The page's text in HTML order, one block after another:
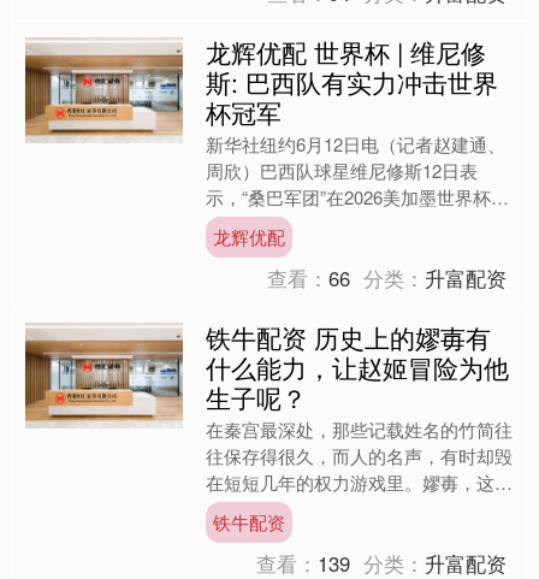
龙辉优配 世界杯 | 维尼修
斯: 巴西队有实力冲击世界
杯冠军
新华社纽约6月12日电（记者赵建通、
周欣）巴西队球星维尼修斯12日表
示，“桑巴军团”在2026美加墨世界杯的
目标就是夺得冠军。 本届世界杯，巴
西队和摩洛哥、苏格....
龙辉优配
查看：66 分类： 升富配资
铁牛配资 历史上的嫪毐有
什么能力，让赵姬冒险为他
生子呢？
在秦宫最深处，那些记载姓名的竹简往
往保存得很久，而人的名声，有时却毁
在短短几年的权力游戏里。嫪毐，这个
出身并不显赫的名字，便是在一场宫闱
秘事与权力激斗里，被推上....
铁牛配资
查看： 139 分类： 升富配资